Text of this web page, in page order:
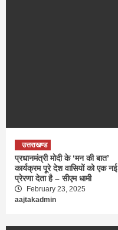
उत्तराखण्ड
प्रधानमंत्री मोदी के ‘मन की बात’
कार्यक्रम पूरे देश वासियों को एक नई
प्रेरणा देता है – सीएम धामी
February 23, 2025
aajtakadmin